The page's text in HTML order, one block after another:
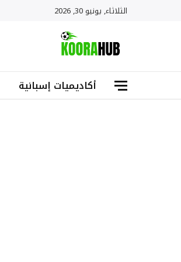
الثلاثاء, يونيو 30, 2026
أكاديميات إسبانية